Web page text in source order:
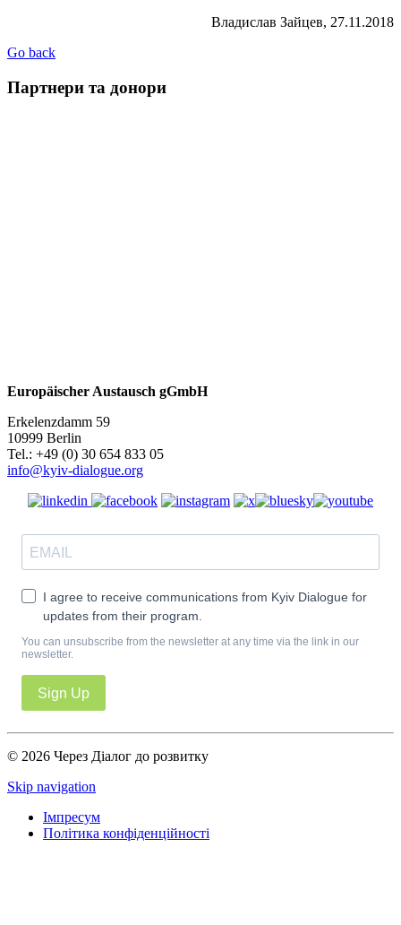
Владислав Зайцев, 27.11.2018
Go back
Партнери та донори
Europäischer Austausch gGmbH
Erkelenzdamm 59
10999 Berlin
Теl.: +49 (0) 30 654 833 05
info@kyiv-dialogue.org
I agree to receive communications from Kyiv Dialogue for
updates from their program.
You can unsubscribe from the newsletter at any time via the link in our
newsletter.
Sign Up
© 2026 Через Діалог до розвитку
Skip navigation
Імпресум
Політика конфіденційності